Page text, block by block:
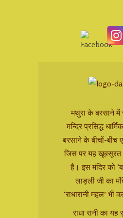
मथुरा के बरसाने में
मन्दिर प्रसिद्ध
बरसाने के बीचों-बीच
जिस पर यह खूबसूरत
है। इस मंदिर को
लाड़ली जी का
‘राधारानी महल’ भी
राधा रानी का